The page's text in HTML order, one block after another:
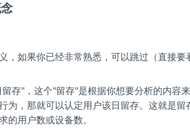
，如果你已经非常熟悉，可以跳过（直接要
存"，这个"留存"是根据你想要分析的内容
为，那就可以认定用户该日留存。这就是留
的用户数或设备数。